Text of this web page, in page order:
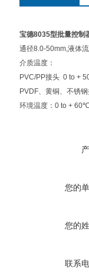
宝德8035型批量控制
通径8.0-50mm,液体
介质温度：
PVC/PP接头 0 to +
PVDF、黄铜、不锈
环境温度：0 to + 60℃
您的
您的
联系